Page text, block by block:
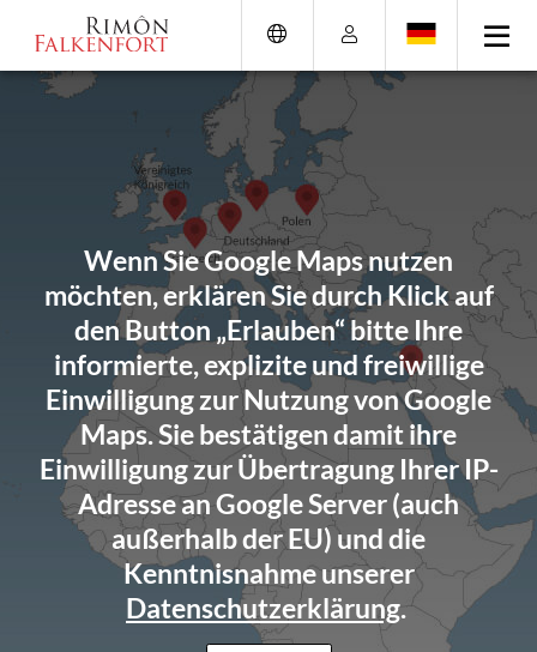
(Eingabetaste)
(Eingabetaste)
(Eingabetaste)
(Eingabetaste)
Wenn Sie Google Maps nutzen
möchten, erklären Sie durch Klick auf
den Button „Erlauben“ bitte Ihre
informierte, explizite und freiwillige
Einwilligung zur Nutzung von Google
Maps. Sie bestätigen damit ihre
Einwilligung zur Übertragung Ihrer IP-
Adresse an Google Server (auch
außerhalb der EU) und die
Kenntnisnahme unserer
Datenschutzerklärung.